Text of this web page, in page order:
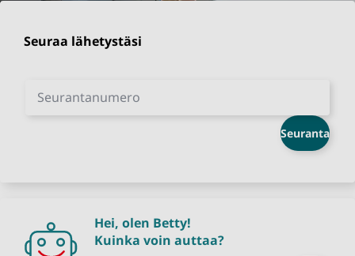
Seuraa lähetystäsi
Seurantanumero
Seuranta
Hei, olen Betty!
Kuinka voin auttaa?